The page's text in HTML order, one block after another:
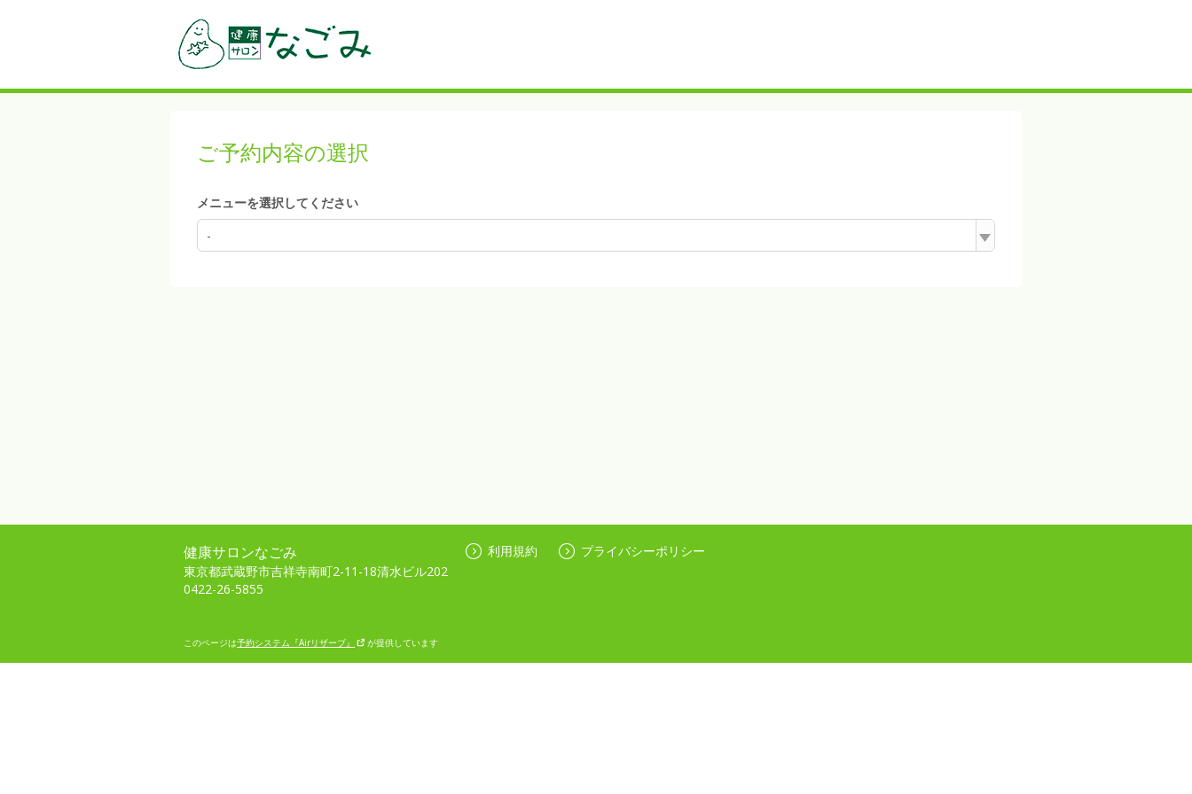
ご予約内容の選択
メニューを選択してください
-
健康サロンなごみ
東京都武蔵野市吉祥寺南町2-11-18清水ビル202
0422-26-5855
利用規約 プライバシーポリシー
このページは予約システム『Airリザーブ』 が提供しています